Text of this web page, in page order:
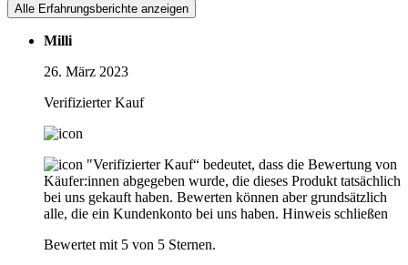
Alle Erfahrungsberichte anzeigen
Milli
26. März 2023
Verifizierter Kauf
"Verifizierter Kauf“ bedeutet, dass die Bewertung von
Käufer:innen abgegeben wurde, die dieses Produkt tatsächlich
bei uns gekauft haben. Bewerten können aber grundsätzlich
alle, die ein Kundenkonto bei uns haben. Hinweis schließen
Bewertet mit 5 von 5 Sternen.